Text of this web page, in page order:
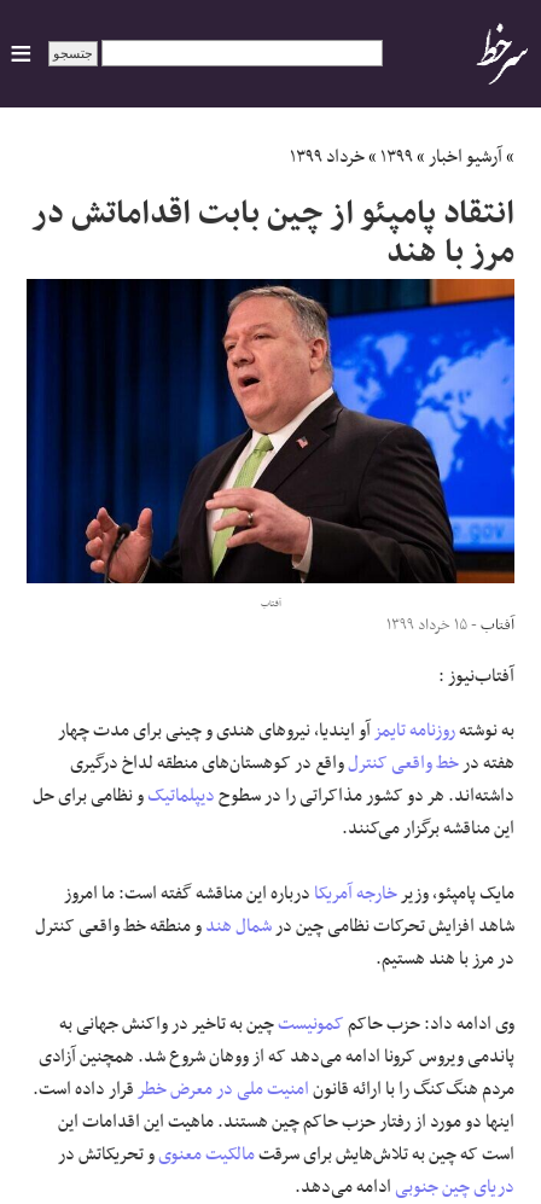
ایران
سیاسی
اقتصاد
ورزشی
اجتماعی
حوادث
مقالات
»آرشیو اخبار»۱۳۹۹»خرداد ۱۳۹۹
انتقاد پامپئو از چین بابت اقداماتش در
مرز با هند
آفتاب
آفتاب- ۱۵ خرداد ۱۳۹۹
آفتاب‌‌نیوز :
به نوشتهروزنامه تایمزآو ایندیا، نیروهای هندی و چینی برای مدت چهار
هفته درخط واقعی کنترلواقع در کوهستان‌های منطقه لداخ درگیری
داشته‌اند. هر دو کشور مذاکراتی را در سطوحدیپلماتیکو نظامی برای حل
این مناقشه برگزار می‌کنند.
مایک پامپئو، وزیرخارجه آمریکادرباره این مناقشه گفته است: ما امروز
شاهد افزایش تحرکات نظامی چین درشمال هندو منطقه خط واقعی کنترل
در مرز با هند هستیم.
وی ادامه داد: حزب حاکمکمونیستچین به تاخیر در واکنش جهانی به
پاندمی ویروس کرونا ادامه می‌دهد که از ووهان شروع شد. همچنین آزادی
مردم هنگ‌کنگ را با ارائه قانونامنیت ملیدر معرض خطرقرار داده است.
اینها دو مورد از رفتار حزب حاکم چین هستند. ماهیت این اقدامات این
است که چین به تلاش‌هایش برای سرقتمالکیت معنویو تحریکاتش در
دریای چین جنوبیادامه می‌دهد.